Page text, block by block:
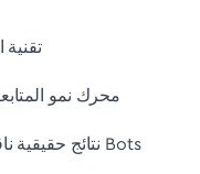
تقنية
محرك نمو
نتائج حقيقية ناقص الرسائل غير المرغوب فيها Bots